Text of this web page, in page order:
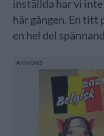
inställda har vi
här gången. En titt
en hel del